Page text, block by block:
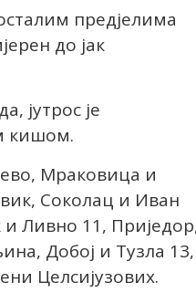
предјелима
до јак
јутрос је
кишом.
Мраковица и
Соколац и Иван
Ливно 11,
Добој и Тузла 13,
Целсијузових.